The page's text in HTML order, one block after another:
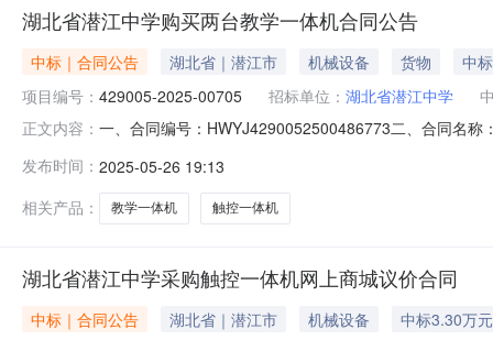
湖北省潜江中学购买两台教学一体机合同公告
中标｜合同公告 湖北省｜潜江市 机械设备 货物
中
项目编号： 429005-2025-00705 招标单位： 湖北省潜江中学
正文内容： 一、合同编号：HWYJ4290052500486773二、合同名
联系方式：13349714411六、合同主要信息1、主要标
发布时间： 2025-05-26 19:13
相关产品：
教学一体机 触控一体机
湖北省潜江中学采购触控一体机网上商城议价合同
中标｜合同公告 湖北省｜潜江市 机械设备
中标3.30万元